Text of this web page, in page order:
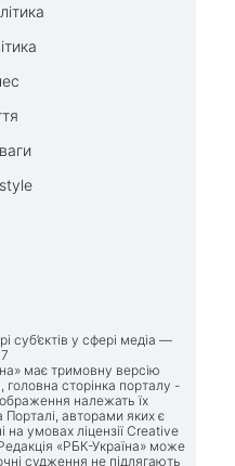
суб’єктів у сфері медіа —
має тримовну версію
головна сторінка порталу -
належать їх
Порталі, авторами яких є
на умовах ліцензії Creative
«РБК-Україна» може
судження не підлягають